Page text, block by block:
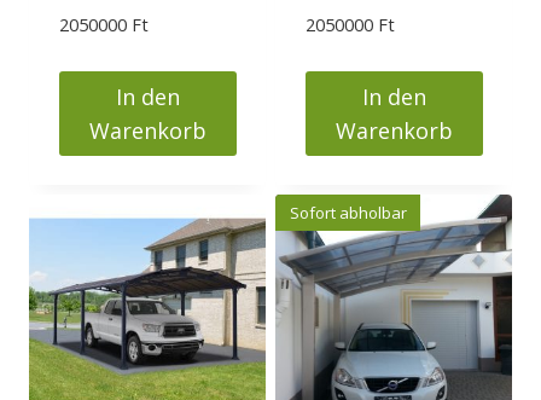
2050000 Ft
In den
Warenkorb
2050000 Ft
In den
Warenkorb
Sofort abholbar